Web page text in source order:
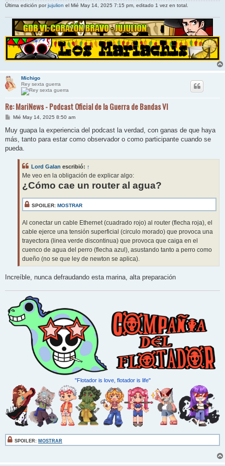
Última edición porjujulion el Mié May 14, 2025 7:15 pm, editado 1 vez en total.
Michigo
Rey sexta guerra
Re: MariNews - Podcast Oficial de la Guerra de Bandas VI
M
n
a
j
Mié May 14, 2025 8:50 am
Muy guapa la experiencia del podcast la verdad, con ganas de que haya
más, tanto para estar como observador o como participante cuando se
pueda.
Lord Galan escribió: ↑
Me veo en la obligación de explicar algo:
¿Cómo cae un router al agua?
SPOILER: MOSTRAR
Al conectar un cable Ethernet (cuadrado rojo) al router (flecha roja), el
cable ejerce una tensión superficial (circulo morado) que provoca una
trayectora (linea verde discontinua) que provoca que caiga en el
cuenco de agua del perro (flecha azul), asustando tanto a perro como
dueño (no se que ley de newton se aplica).
Increíble, nunca defraudando esta marina, alta preparación
"Flotador is love, flotador is life"
SPOILER: MOSTRAR